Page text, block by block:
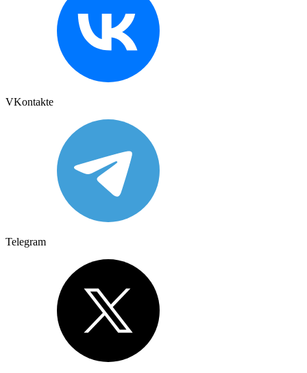
VKontakte
Telegram